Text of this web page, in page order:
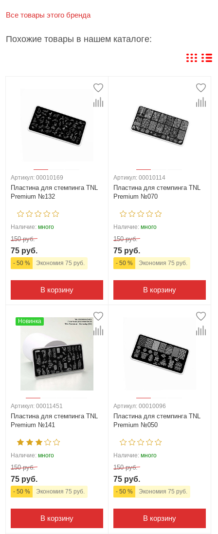
Все товары этого бренда
Похожие товары в нашем каталоге:
Артикул: 00010169
Пластина для стемпинга TNL
Premium №132
Наличие: много
150 руб.
75 руб.
- 50 % Экономия 75 руб.
В корзину
Артикул: 00010114
Пластина для стемпинга TNL
Premium №070
Наличие: много
150 руб.
75 руб.
- 50 % Экономия 75 руб.
В корзину
Новинка
Артикул: 00011451
Пластина для стемпинга TNL
Premium №141
Наличие: много
150 руб.
75 руб.
- 50 % Экономия 75 руб.
В корзину
Артикул: 00010096
Пластина для стемпинга TNL
Premium №050
Наличие: много
150 руб.
75 руб.
- 50 % Экономия 75 руб.
В корзину